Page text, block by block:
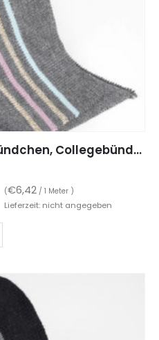
Strickbündchen, Faltbündchen, Collegebündchen in Grau mit Streifen Gold/Hellrosa/Hellblau, 135 cm
(€6,42 / 1 Meter )
Lieferzeit: nicht angegeben